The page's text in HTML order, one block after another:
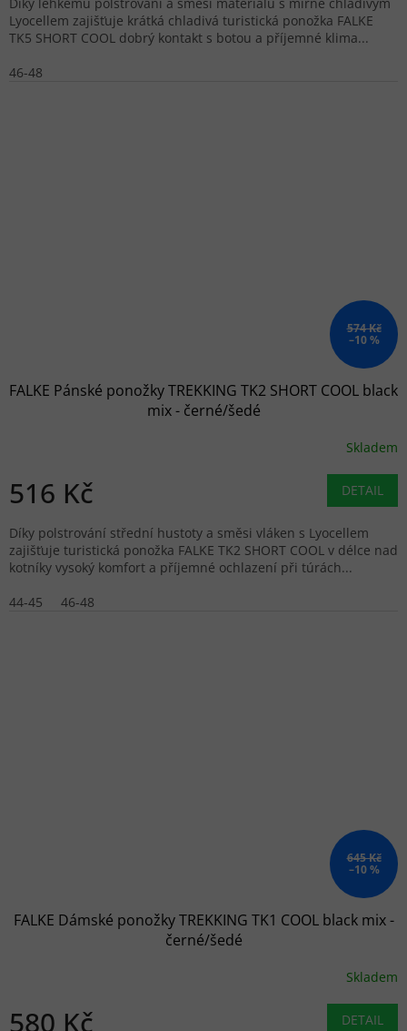
Lyocellem zajišťuje krátká chladivá turistická ponožka FALKE
TK5 SHORT COOL dobrý kontakt s botou a příjemné klima...
46-48
574 Kč
–10 %
FALKE Pánské ponožky TREKKING TK2 SHORT COOL black
mix - černé/šedé
Skladem
516 Kč DETAIL
Díky polstrování střední hustoty a směsi vláken s Lyocellem
zajišťuje turistická ponožka FALKE TK2 SHORT COOL v délce nad
kotníky vysoký komfort a příjemné ochlazení při túrách...
44-45
46-48
645 Kč
–10 %
FALKE Dámské ponožky TREKKING TK1 COOL black mix -
černé/šedé
Skladem
580 Kč DETAIL